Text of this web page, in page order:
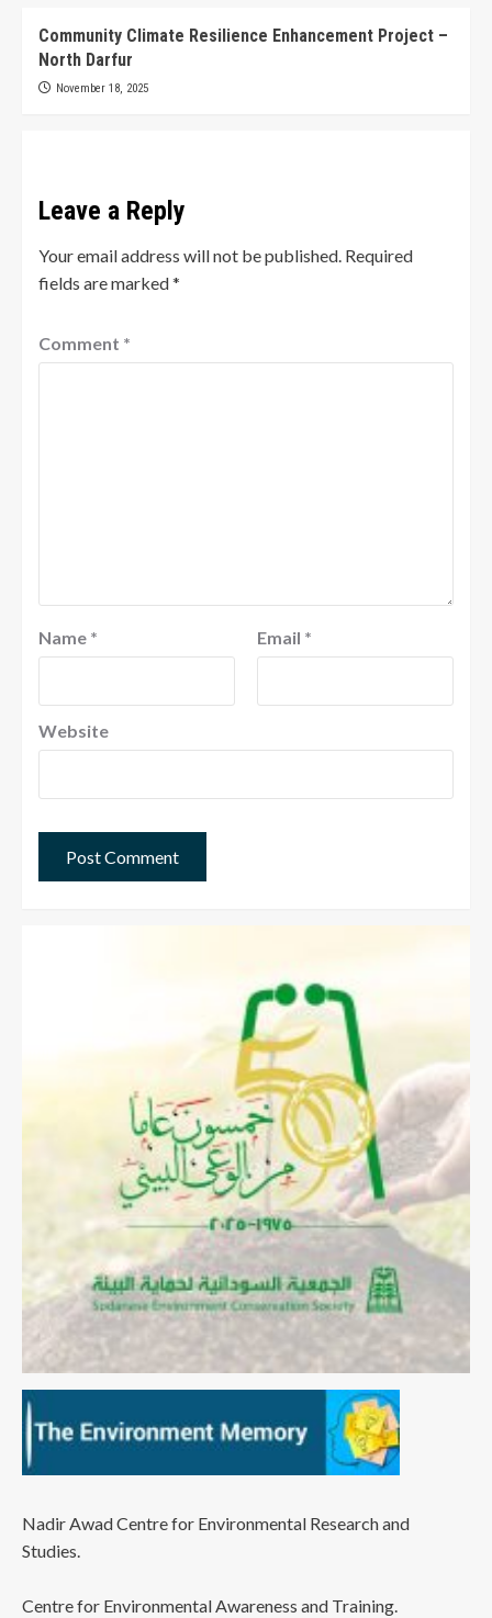
Community Climate Resilience Enhancement Project –
North Darfur
November 18, 2025
Leave a Reply
Your email address will not be published. Required
fields are marked*
Comment *
Name * Email *
Website
Nadir Awad Centre for Environmental Research and
Studies.
Centre for Environmental Awareness and Training.